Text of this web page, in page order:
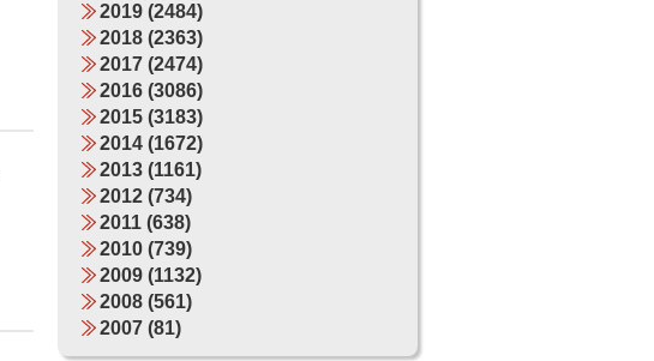
2019 (2484)
2018 (2363)
2017 (2474)
2016 (3086)
2015 (3183)
2014 (1672)
2013 (1161)
2012 (734)
2011 (638)
2010 (739)
2009 (1132)
2008 (561)
2007 (81)